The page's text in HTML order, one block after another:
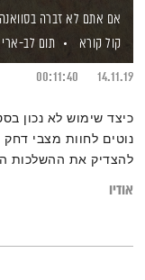
אם אתם לא זברה
קול קורא
תום לב-ארי
14.11.19
00:11:40
כיצד שימוש לא נכון
נוטים לחוות מצבי
להצדיק את ההשלכות
אודיו